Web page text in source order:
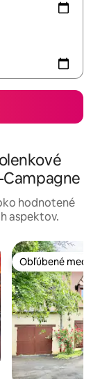
Campagne
hodnotené
aspektov.
Obľúbené medzi
Obľúbené medzi